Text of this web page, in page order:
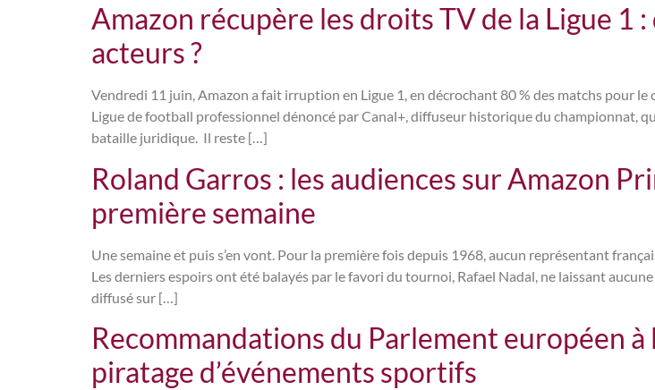
Amazon récupère les droits TV de la Ligue 1
acteurs ?
Vendredi 11 juin, Amazon a fait irruption en Ligue 1, en décrochant 80 % des matchs pour
Ligue de football professionnel dénoncé par Canal+, diffuseur historique du championnat,
bataille juridique. Il reste […]
Roland Garros : les audiences sur Amazon
première semaine
Une semaine et puis s’en vont. Pour la première fois depuis 1968, aucun représentant
Les derniers espoirs ont été balayés par le favori du tournoi, Rafael Nadal, ne laissant
diffusé sur […]
Recommandations du Parlement européen
piratage d’événements sportifs